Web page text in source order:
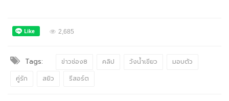
2,685
Tags: ข่าวช่อง8 คลิป วังน้ำเขียว
มอบตัว
คู่รัก
สยิว รีสอร์ต